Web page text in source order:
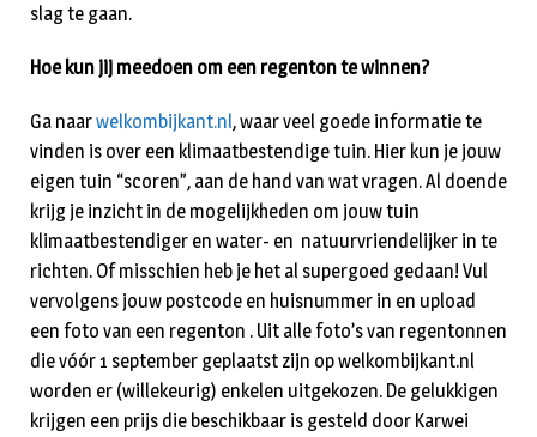
slag te gaan.
Hoe kun jij meedoen om een regenton te winnen?
Ga naarwelkombijkant.nl, waar veel goede informatie te
vinden is over een klimaatbestendige tuin. Hier kun je jouw
eigen tuin “scoren”, aan de hand van wat vragen. Al doende
krijg je inzicht in de mogelijkheden om jouw tuin
klimaatbestendiger en water- en natuurvriendelijker in te
richten. Of misschien heb je het al supergoed gedaan! Vul
vervolgens jouw postcode en huisnummer in en upload
een foto van een regenton . Uit alle foto’s van regentonnen
die vóór 1 september geplaatst zijn op welkombijkant.nl
worden er (willekeurig) enkelen uitgekozen. De gelukkigen
krijgen een prijs die beschikbaar is gesteld door Karwei